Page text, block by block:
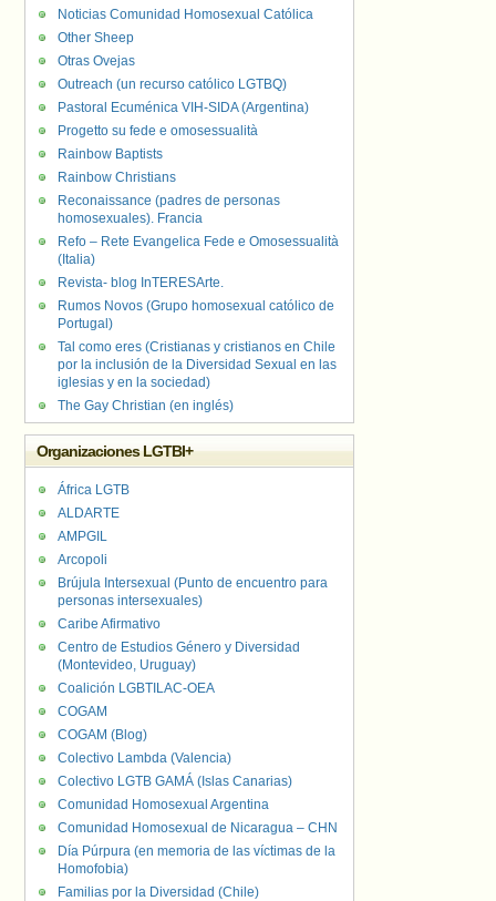
Noticias Comunidad Homosexual Católica
Other Sheep
Otras Ovejas
Outreach (un recurso católico LGTBQ)
Pastoral Ecuménica VIH-SIDA (Argentina)
Progetto su fede e omosessualità
Rainbow Baptists
Rainbow Christians
Reconaissance (padres de personas
homosexuales). Francia
Refo – Rete Evangelica Fede e Omosessualità
(Italia)
Revista- blog InTERESArte.
Rumos Novos (Grupo homosexual católico de
Portugal)
Tal como eres (Cristianas y cristianos en Chile
por la inclusión de la Diversidad Sexual en las
iglesias y en la sociedad)
The Gay Christian (en inglés)
Organizaciones LGTBI+
África LGTB
ALDARTE
AMPGIL
Arcopoli
Brújula Intersexual (Punto de encuentro para
personas intersexuales)
Caribe Afirmativo
Centro de Estudios Género y Diversidad
(Montevideo, Uruguay)
Coalición LGBTILAC-OEA
COGAM
COGAM (Blog)
Colectivo Lambda (Valencia)
Colectivo LGTB GAMÁ (Islas Canarias)
Comunidad Homosexual Argentina
Comunidad Homosexual de Nicaragua – CHN
Día Púrpura (en memoria de las víctimas de la
Homofobia)
Familias por la Diversidad (Chile)